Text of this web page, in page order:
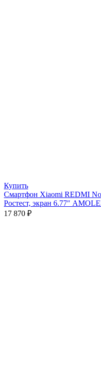
Купить
Смартфон Xiaomi REDMI
Ростест, экран 6.77″
17 870 ₽